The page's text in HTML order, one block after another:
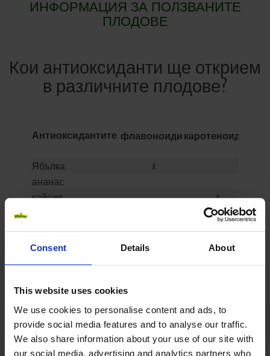
Consent Details About
This website uses cookies
We use cookies to personalise content and ads, to
provide social media features and to analyse our traffic.
We also share information about your use of our site with
our social media, advertising and analytics partners who
ИНФОРМАЦИЯ ЗА ПОЛЗВАНИТЕ
ПЛОДОВЕ
Кои антиоксиданти ще открием
в различните плодове?
Антиоксидантите флавоноидикаротеноиди
Ябълка
x
ананас
кайсия
x
круша
x
червенпортокал
портокал
касис
x
круша
x
ягода